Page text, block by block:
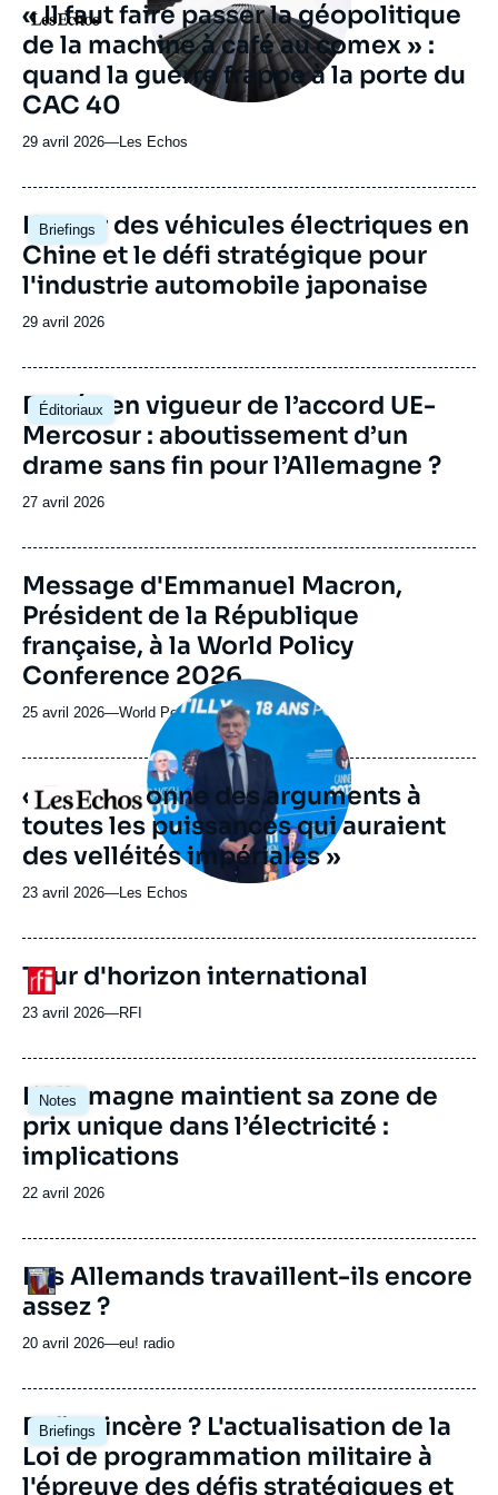
Logo
« Il faut faire passer la géopolitique
de la machine à café au comex » :
quand la guerre frappe à la porte du
CAC 40
29 avril 2026—Nom
journal,
ou
émission
Les Echos
Briefings
Image
principale
L'essor des véhicules électriques en
Chine et le défi stratégique pour
l'industrie automobile japonaise
Date
publication
29 avril 2026
Éditoriaux
Image
principale
Entrée en vigueur de l’accord UE-
Mercosur : aboutissement d’un
drame sans fin pour l’Allemagne ?
Date
publication
27 avril 2026
Message d'Emmanuel Macron,
Président de la République
française, à la World Policy
Conference 2026
25 avril 2026—Nom
journal,
revue
ou
émission
World Policy Conference 2026
Logo
Image
principale
médiatique
« Trump donne des arguments à
toutes les puissances qui auraient
des velléités impériales »
23 avril 2026—Nom
journal,
ou
émission
Les Echos
Logo
Tour d'horizon international
23 avril 2026—Nom
journal,
ou
émission
RFI
Notes
Image
principale
L’Allemagne maintient sa zone de
prix unique dans l’électricité :
implications
Date
publication
22 avril 2026
Logo
URL
de
Spotify
Les Allemands travaillent-ils encore
assez ?
20 avril 2026—Nom
journal,
ou
émission
eu! radio
Briefings
Image
principale
Enfin sincère ? L'actualisation de la
Loi de programmation militaire à
l'épreuve des défis stratégiques et